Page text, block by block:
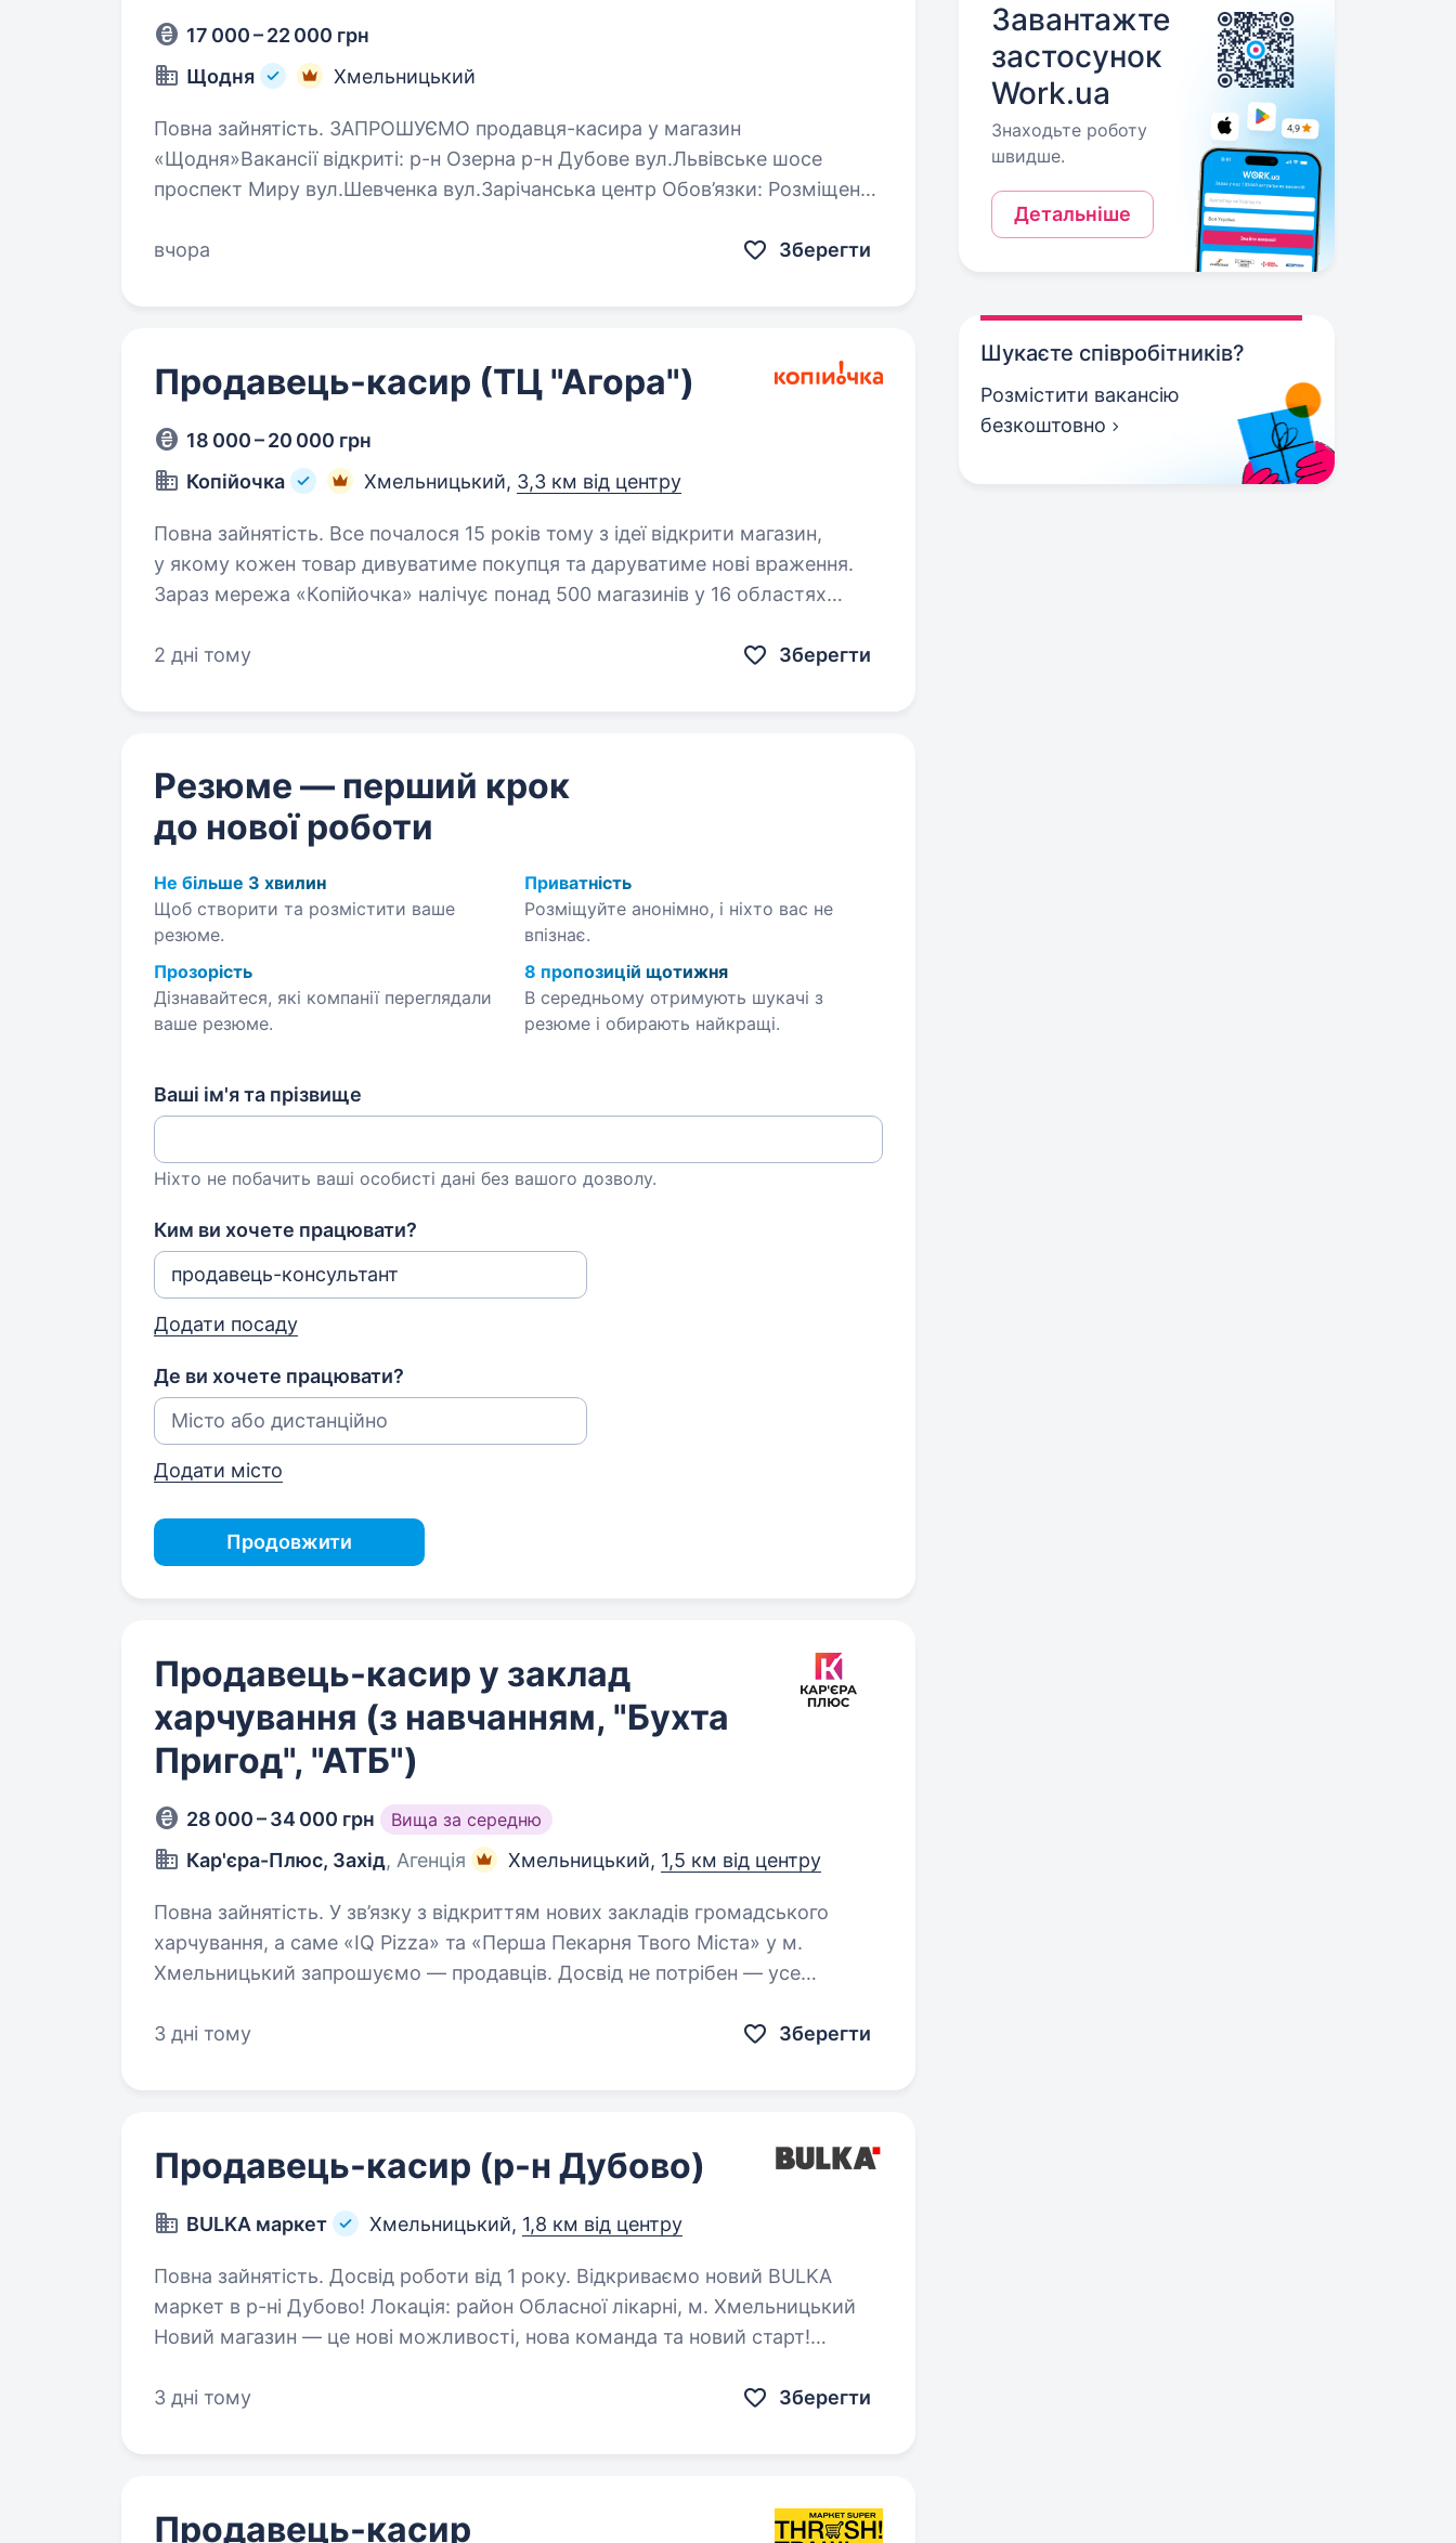
17 000 – 22 000 грн
Щодня
Хмельницький
Повна зайнятість. ЗАПРОШУЄМО продавця-касира у магазин
«Щодня»Вакансії відкриті: р-н Озерна р-н Дубове вул.Львівське шосе
проспект Миру вул.Шевченка вул.Зарічанська центр Обов’язки: Розміщення
вчора
Зберегти
Продавець-касир (ТЦ "Агора")
18 000 – 20 000 грн
Копійочка
Хмельницький, 3,3 км від центру
Повна зайнятість. Все почалося 15 років тому з ідеї відкрити магазин,
у якому кожен товар дивуватиме покупця та даруватиме нові враження.
Зараз мережа «Копійочка» налічує понад 500 магазинів у 16 областях
2 дні тому
Зберегти
Резюме — перший крок
до нової роботи
Не більше 3 хвилин
Щоб створити та розмістити ваше
резюме.
Приватність
Розміщуйте анонімно, і ніхто вас не
впізнає.
Прозорість
Дізнавайтеся, які компанії переглядали
ваше резюме.
8 пропозицій щотижня
В середньому отримують шукачі з
резюме і обирають найкращі.
Ваші ім'я та прізвище
Ніхто не побачить ваші особисті дані без вашого дозволу.
Ким ви хочете працювати?
Додати посаду
Де ви хочете працювати?
Додати місто
Продовжити
Продавець-касир у заклад
харчування (з навчанням, "Бухта
Пригод", "АТБ")
28 000 – 34 000 грн Вища за середню
Кар'єра-Плюс, Захід, Агенція Хмельницький, 1,5 км від центру
Повна зайнятість. У зв’язку з відкриттям нових закладів громадського
харчування, а саме «IQ Pizza» та «Перша Пекарня Твого Міста» у м.
Хмельницький запрошуємо — продавців. Досвід не потрібен — усе
3 дні тому
Зберегти
Продавець-касир (р-н Дубово)
BULKA маркет Хмельницький, 1,8 км від центру
Повна зайнятість. Досвід роботи від 1 року. Відкриваємо новий BULKA
маркет в р-ні Дубово! Локація: район Обласної лікарні, м. Хмельницький
Новий магазин — це нові можливості, нова команда та новий старт!
3 дні тому
Зберегти
Продавець-касир
Завантажте
застосунок
Work.ua
Знаходьте роботу
швидше.
Детальніше
Шукаєте співробітників?
Розмістити вакансію
безкоштовно